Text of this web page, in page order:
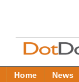
Home News